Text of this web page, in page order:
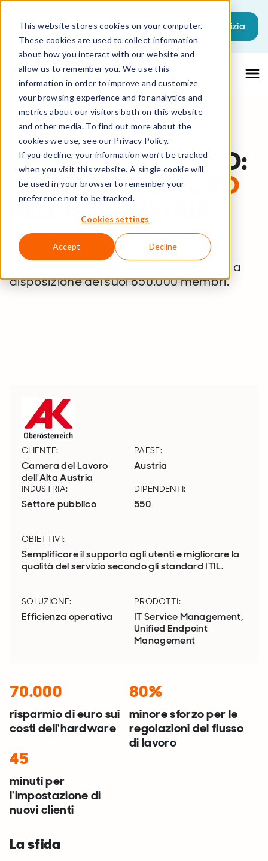
This website stores cookies on your computer.
These cookies are used to collect information
about how you interact with our website and
allow us to remember you. We use this
information in order to improve and customize
your browsing experience and for analytics and
metrics about our visitors both on this website
and other media. To find out more about the
cookies we use, see our Privacy Policy.
If you decline, your information won’t be tracked
when you visit this website. A single cookie will
be used in your browser to remember your
preference not to be tracked.
Cookies settings
Accept Decline
Questo è un campo di ricerca con
Non sono presenti suggerimenti perché
Inizia
STORIA DI SUCCESSO:
CAMERA DEL LAVORO
DELL'ALTA AUSTRIA
Scoprite come la Camera del Lavoro
dell'Alta Austria ha ottimizzato i suoi
processi di servizio per essere sempre a
disposizione dei suoi 650.000 membri.
CLIENTE:
Camera del Lavoro
dell'Alta Austria
PAESE:
Austria
INDUSTRIA:
Settore pubblico
DIPENDENTI:
550
OBIETTIVI:
Semplificare il supporto agli utenti e migliorare la
qualità del servizio secondo gli standard ITIL.
SOLUZIONE:
Efficienza operativa
PRODOTTI:
IT Service Management,
Unified Endpoint
Management
70.000
risparmio di euro sui
costi dell'hardware
80%
minore sforzo per le
regolazioni del flusso
di lavoro
45
minuti per
l'impostazione di
nuovi clienti
La sfida